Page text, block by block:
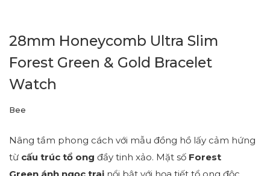
28mm Honeycomb Ultra Slim
Forest Green & Gold Bracelet
Watch
Bee
Nâng tầm phong cách với mẫu đồng hồ lấy cảm hứng
từ cấu trúc tổ ong đầy tinh xảo. Mặt số Forest